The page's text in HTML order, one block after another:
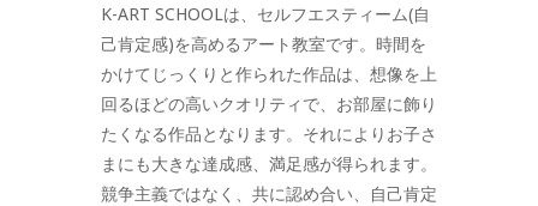
K-ART SCHOOLは、セルフエスティーム(自
己肯定感)を高めるアート教室です。時間を
かけてじっくりと作られた作品は、想像を上
回るほどの高いクオリティで、お部屋に飾り
たくなる作品となります。それによりお子さ
まにも大きな達成感、満足感が得られます。
競争主義ではなく、共に認め合い、自己肯定